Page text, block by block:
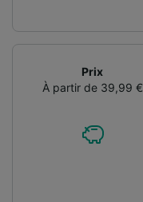
Prix
À partir de 39,99 €